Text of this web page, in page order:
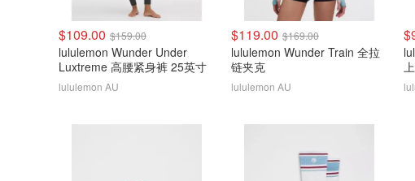
$109.00 $159.00
lululemon Wunder Under
Luxtreme 高腰紧身裤 25英寸
lululemon AU
$119.00 $169.00
lululemon Wunder Train 全拉
链夹克
lululemon AU